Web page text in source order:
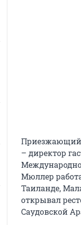
Приезжающий
– директор
Мюллер
Таиланде,
открывал
Саудовской